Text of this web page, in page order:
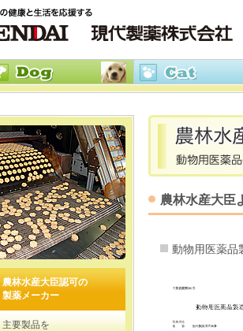
農林水産大臣認可の
製薬メーカー
主要製品を
農林水産大臣
動物用医薬品